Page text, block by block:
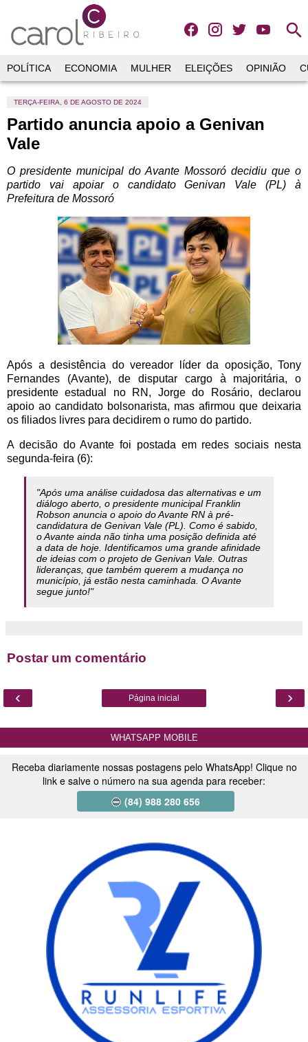
search
POLÍTICA ECONOMIA MULHER ELEIÇÕES OPINIÃO
TERÇA-FEIRA, 6 DE AGOSTO DE 2024
Partido anuncia apoio a Genivan
Vale
O presidente municipal do Avante Mossoró decidiu que o
partido vai apoiar o candidato Genivan Vale (PL) à
Prefeitura de Mossoró
Após a desistência do vereador líder da oposição, Tony
Fernandes (Avante), de disputar cargo à majoritária, o
presidente estadual no RN, Jorge do Rosário, declarou
apoio ao candidato bolsonarista, mas afirmou que deixaria
os filiados livres para decidirem o rumo do partido.
A decisão do Avante foi postada em redes sociais nesta
segunda-feira (6):
"Após uma análise cuidadosa das alternativas e um
diálogo aberto, o presidente municipal Franklin
Robson anuncia o apoio do Avante RN à pré-
candidatura de Genivan Vale (PL). Como é sabido,
o Avante ainda não tinha uma posição definida até
a data de hoje. Identificamos uma grande afinidade
de ideias com o projeto de Genivan Vale. Outras
lideranças, que também querem a mudança no
município, já estão nesta caminhada. O Avante
segue junto!"
Postar um comentário
‹ ›
Página inicial
WHATSAPP MOBILE
Receba diariamente nossas postagens pelo WhatsApp! Clique no
link e salve o número na sua agenda para receber:
(84) 988 280 656